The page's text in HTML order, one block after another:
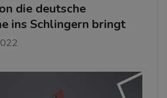
die deutsche
ins Schlingern bringt